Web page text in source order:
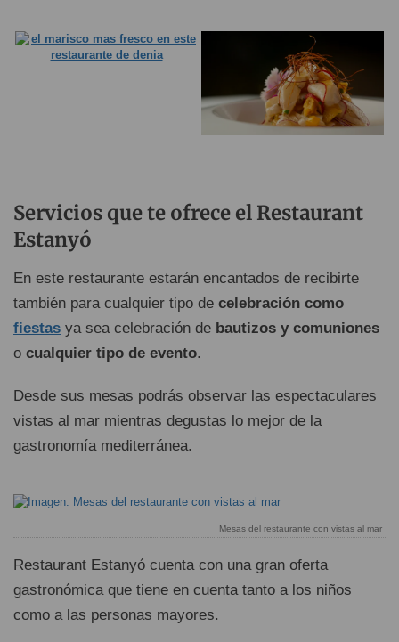
Servicios que te ofrece el Restaurant
Estanyó
En este restaurante estarán encantados de recibirte
también para cualquier tipo de celebración como
fiestas ya sea celebración de bautizos y comuniones
o cualquier tipo de evento.
Desde sus mesas podrás observar las espectaculares
vistas al mar mientras degustas lo mejor de la
gastronomía mediterránea.
Mesas del restaurante con vistas al mar
Restaurant Estanyó cuenta con una gran oferta
gastronómica que tiene en cuenta tanto a los niños
como a las personas mayores.